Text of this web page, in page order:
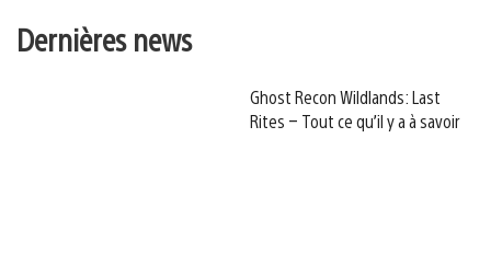
Dernières news
Ghost Recon Wildlands: Last
Rites – Tout ce qu’il y a à savoir